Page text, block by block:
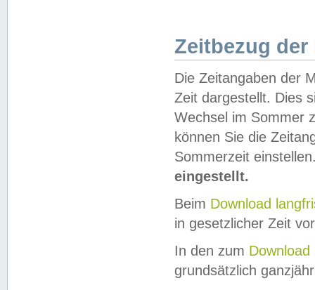
Zeitbezug der
Die Zeitangaben der
Zeit dargestellt. Dies
Wechsel im Sommer
können Sie die
Sommerzeit
eingestellt.
Beim Download
in gesetzlicher Zeit
In den zum Download
grundsätzlich